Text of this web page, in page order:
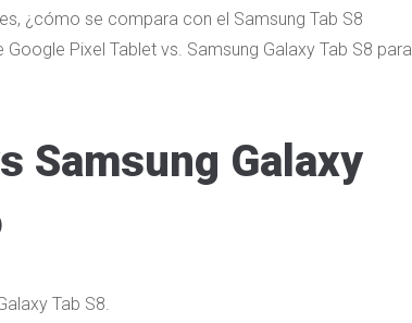
¿cómo se compara con el Samsung Tab S8
Pixel Tablet vs. Samsung Galaxy Tab S8 para
Samsung Galaxy
Tab S8.